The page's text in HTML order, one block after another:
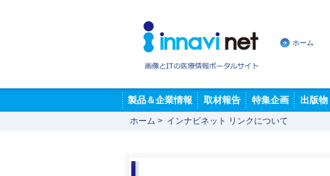
ホーム
製品＆企業情報 取材報告 特集企画 出版物
ホーム > インナビネット リンクについて